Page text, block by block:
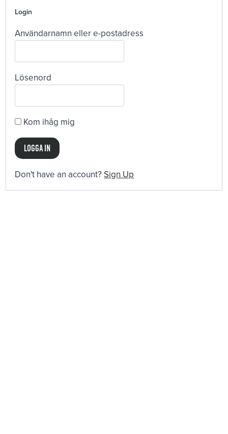
Login
Användarnamn eller e-postadress
Lösenord
Kom ihåg mig
Don't have an account? Sign Up